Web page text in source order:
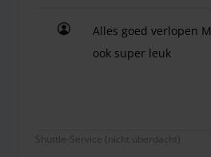
Alles goed verlopen
ook super leuk
Shuttle-Service (nicht überdacht)